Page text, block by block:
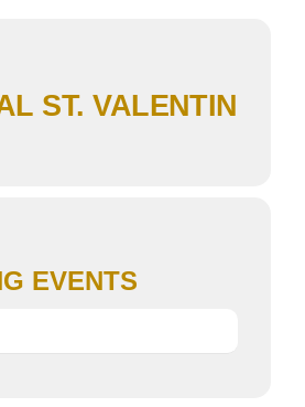
ST. VALENTIN
EVENTS